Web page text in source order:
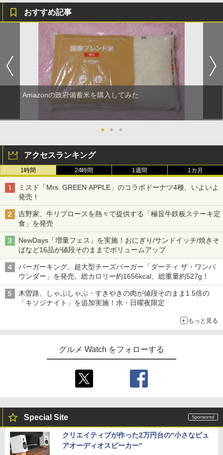
おすすめ記事
Amazonの政府備蓄米を購入してみた
● ● ●
アクセスランキング
1時間 24時間 1週間 1カ月
ミスド「Mrs. GREEN APPLE」のコラボドーナツ4種、いよいよ
発売！
吉野家、牛リブロースを熱々で提供する「極旨牛鉄板ステーキ定
食」を発売
NewDays「増量フェス」を実施！おにぎり/サンドイッチ/焼きそ
ばなど16品が値段そのままでボリュームアップ
バーガーキング、超大型チーズバーガー「ダーティ ザ・ワンパ
ウンダー」を発売。総カロリー約1656kcal、総重量約527g！
木曽路、しゃぶしゃぶ・すきやきの肉が値段そのまま1.5倍の
「キソジナイト」を追加実施！水・日曜夜限定
もっと見る
グルメ Watch をフォローする
Special Site
クリエイティブが作った2万円台の“小さなピュ
アオーディオスピーカー”